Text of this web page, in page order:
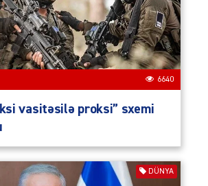
6640
vasitəsilə proksi” sxemi
DÜNYA